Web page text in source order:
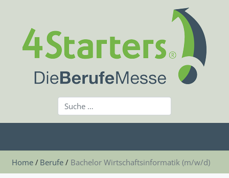
Home Berufe Bachelor Wirtschaftsinformatik (m/w/d)